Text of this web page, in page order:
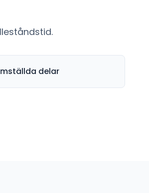
delar